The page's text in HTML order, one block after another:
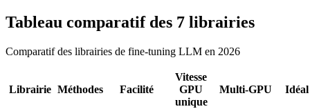
Tableau comparatif des 7 librairies
Comparatif des librairies de fine-tuning LLM en 2026
Librairie Méthodes Facilité
Vitesse
GPU
unique
Multi-GPU